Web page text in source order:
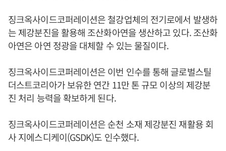
징크옥사이드코퍼레이션은 철강업체의 전기로에서 발생하
는 제강분진을 활용해 조산화아연을 생산하고 있다. 조산화
아연은 아연 정광을 대체할 수 있는 물질이다.
징크옥사이드코퍼레이션은 이번 인수를 통해 글로벌스틸
더스트코리아가 보유한 연간 11만 톤 규모 이상의 제강분
진 처리 능력을 확보하게 된다.
징크옥사이드코퍼레이션은 순천 소재 제강분진 재활용 회
사 지에스디케이(GSDK)도 인수했다.